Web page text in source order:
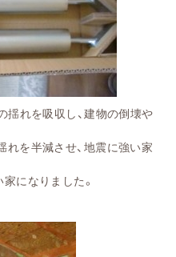
揺れを吸収し、建物の倒壊や
れを半減させ、地震に強い家
になりました。